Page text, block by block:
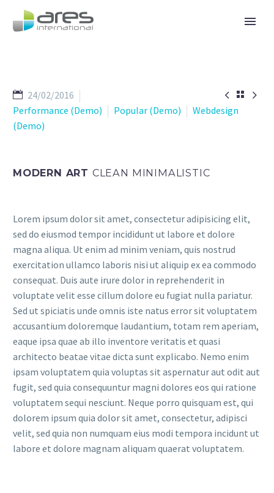
  
24/02/2016
Performance (Demo)
Popular (Demo)
Webdesign
(Demo)
MODERN ART CLEAN MINIMALISTIC
Lorem ipsum dolor sit amet, consectetur adipisicing elit,
sed do eiusmod tempor incididunt ut labore et dolore
magna aliqua. Ut enim ad minim veniam, quis nostrud
exercitation ullamco laboris nisi ut aliquip ex ea commodo
consequat. Duis aute irure dolor in reprehenderit in
voluptate velit esse cillum dolore eu fugiat nulla pariatur.
Sed ut spiciatis unde omnis iste natus error sit voluptatem
accusantium doloremque laudantium, totam rem aperiam,
eaque ipsa quae ab illo inventore veritatis et quasi
architecto beatae vitae dicta sunt explicabo. Nemo enim
ipsam voluptatem quia voluptas sit aspernatur aut odit aut
fugit, sed quia consequuntur magni dolores eos qui ratione
voluptatem sequi nesciunt. Neque porro quisquam est, qui
dolorem ipsum quia dolor sit amet, consectetur, adipisci
velit, sed quia non numquam eius modi tempora incidunt ut
labore et dolore magnam aliquam quaerat voluptatem.